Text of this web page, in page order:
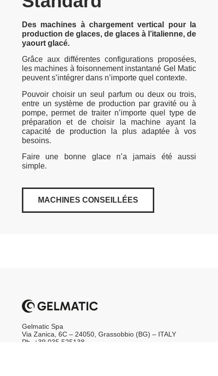
Des machines à chargement vertical pour la
production de glaces, de glaces à l’italienne, de
yaourt glacé.
Grâce aux différentes configurations proposées,
les machines à foisonnement instantané Gel Matic
peuvent s’intégrer dans n’importe quel contexte.
Pouvoir choisir un seul parfum ou deux ou trois,
entre un système de production par gravité ou à
pompe, permet de traiter n’importe quel type de
préparation et de choisir la machine ayant la
capacité de production la plus adaptée à vos
besoins.
Faire une bonne glace n’a jamais été aussi
simple.
MACHINES CONSEILLÉES
Gelmatic Spa
Via Zanica, 6C – 24050, Grassobbio (BG) – ITALY
Ph. +39 035 525138